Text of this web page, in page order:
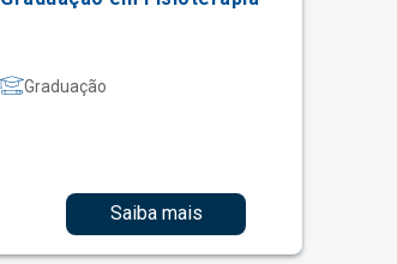
Graduação
Saiba mais